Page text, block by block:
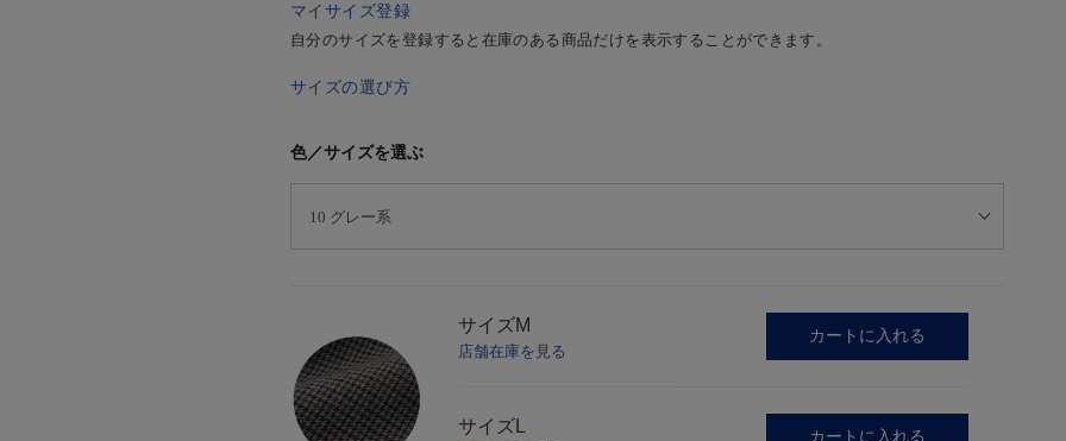
マイサイズ登録
自分のサイズを登録すると在庫のある商品だけを表示することができます。
サイズの選び方
色／サイズを選ぶ
サイズM
店舗在庫を見る
カートに入れる
サイズ
カートに入れる